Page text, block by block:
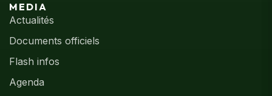
MEDIA
Actualités
Documents officiels
Flash infos
Agenda